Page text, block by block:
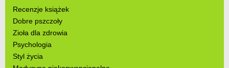
Recenzje książek
Dobre pszczoły
Zioła dla zdrowia
Psychologia
Styl życia